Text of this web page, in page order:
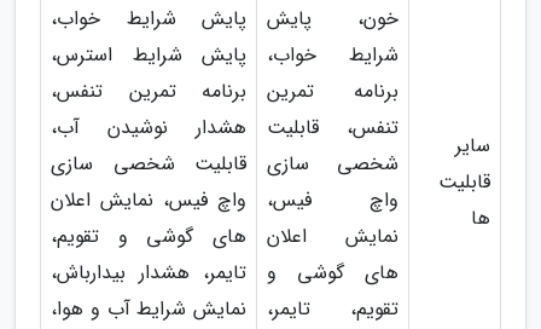
سایر
قابلیت
ها
خون، پایش
شرایط خواب،
برنامه تمرین
تنفس، قابلیت
شخصی سازی
واچ فیس،
نمایش اعلان
های گوشی و
تقویم، تایمر،
پایش شرایط خواب،
پایش شرایط استرس،
برنامه تمرین تنفس،
هشدار نوشیدن آب،
قابلیت شخصی سازی
واچ فیس، نمایش اعلان
های گوشی و تقویم،
تایمر، هشدار بیدارباش،
نمایش شرایط آب و هوا،